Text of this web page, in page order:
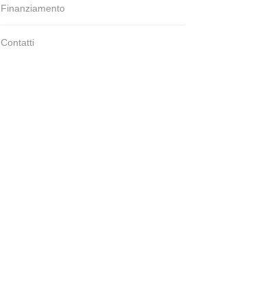
Finanziamento
Contatti